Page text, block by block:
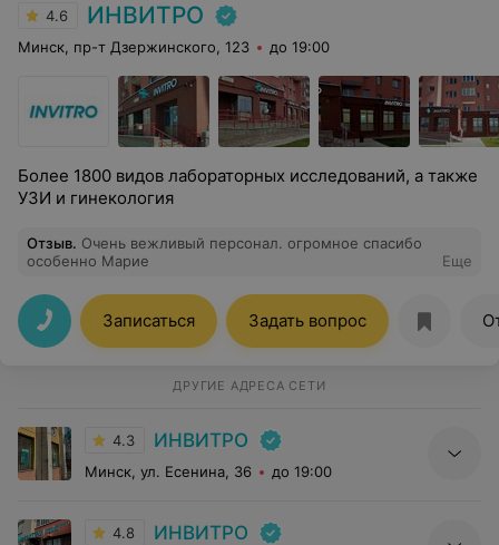
4.6 ИНВИТРО
Минск, пр-т Дзержинского, 123 до 19:00
Более 1800 видов лабораторных исследований, а также
УЗИ и гинекология
Отзыв. Очень вежливый персонал. огромное спасибо
особенно Марие
Еще
Записаться Задать вопрос
ДРУГИЕ АДРЕСА СЕТИ
4.3 ИНВИТРО
Минск, ул. Есенина, 36 до 19:00
4.8 ИНВИТРО